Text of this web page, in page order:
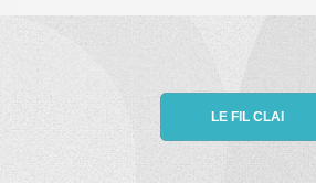
LE FIL CLAI